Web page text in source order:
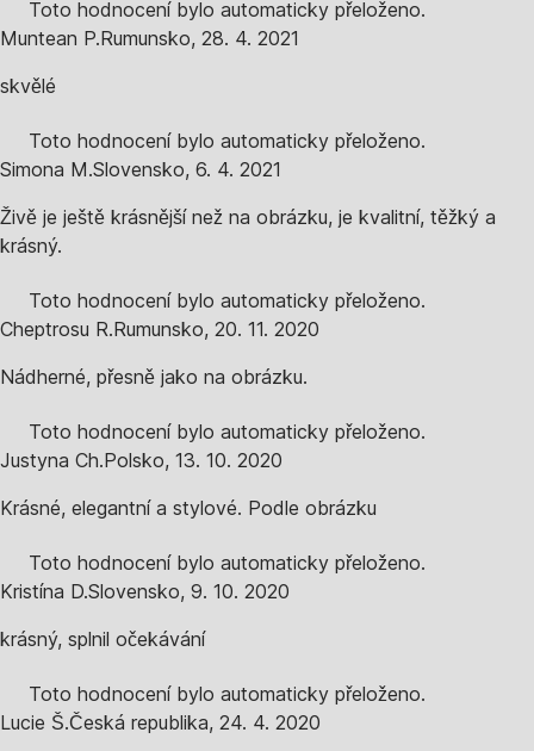
Toto hodnocení bylo automaticky přeloženo.
Muntean P.Rumunsko, 28. 4. 2021
skvělé
Toto hodnocení bylo automaticky přeloženo.
Simona M.Slovensko, 6. 4. 2021
Živě je ještě krásnější než na obrázku, je kvalitní, těžký a
krásný.
Toto hodnocení bylo automaticky přeloženo.
Cheptrosu R.Rumunsko, 20. 11. 2020
Nádherné, přesně jako na obrázku.
Toto hodnocení bylo automaticky přeloženo.
Justyna Ch.Polsko, 13. 10. 2020
Krásné, elegantní a stylové. Podle obrázku
Toto hodnocení bylo automaticky přeloženo.
Kristína D.Slovensko, 9. 10. 2020
krásný, splnil očekávání
Toto hodnocení bylo automaticky přeloženo.
Lucie Š.Česká republika, 24. 4. 2020